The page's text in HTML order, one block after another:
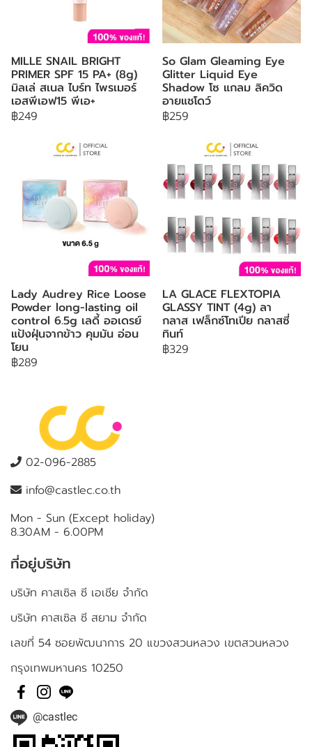
MILLE SNAIL BRIGHT
PRIMER SPF 15 PA+ (8g)
มิลเล่ สเนล ไบร์ท ไพรเมอร์
เอสพีเอฟ15 พีเอ+
฿249
So Glam Gleaming Eye
Glitter Liquid Eye
Shadow โซ แกลม ลิควิด
อายแชโดว์
฿259
Lady Audrey Rice Loose
Powder long-lasting oil
control 6.5g เลดี้ ออเดรย์
แป้งฝุ่นจากข้าว คุมมัน อ่อน
โยน
฿289
LA GLACE FLEXTOPIA
GLASSY TINT (4g) ลา
กลาส เฟล็กซ์โทเปีย กลาสซี่
ทินท์
฿329
02-096-2885
info@castlec.co.th
Mon - Sun (Except holiday)
8.30AM - 6.00PM
ที่อยู่บริษัท
บริษัท คาสเซิล ซี เอเชีย จำกัด
บริษัท คาสเซิล ซี สยาม จำกัด
เลขที่ 54 ซอยพัฒนาการ 20 แขวงสวนหลวง เขตสวนหลวง
กรุงเทพมหานคร 10250
@castlec